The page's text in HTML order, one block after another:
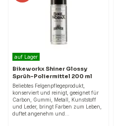
auf Lager
Bikeworkx Shiner Glossy
Sprüh-Poliermittel 200 ml
Beliebtes Felgenpflegeprodukt,
konserviert und reinigt, geeignet für
Carbon, Gummi, Metall, Kunststoff
und Leder, bringt Farben zum Leben,
duftet angenehm und…